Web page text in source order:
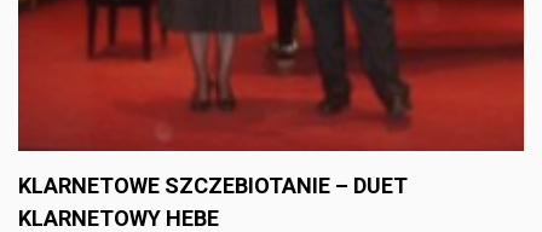
KLARNETOWE SZCZEBIOTANIE – DUET
KLARNETOWY HEBE